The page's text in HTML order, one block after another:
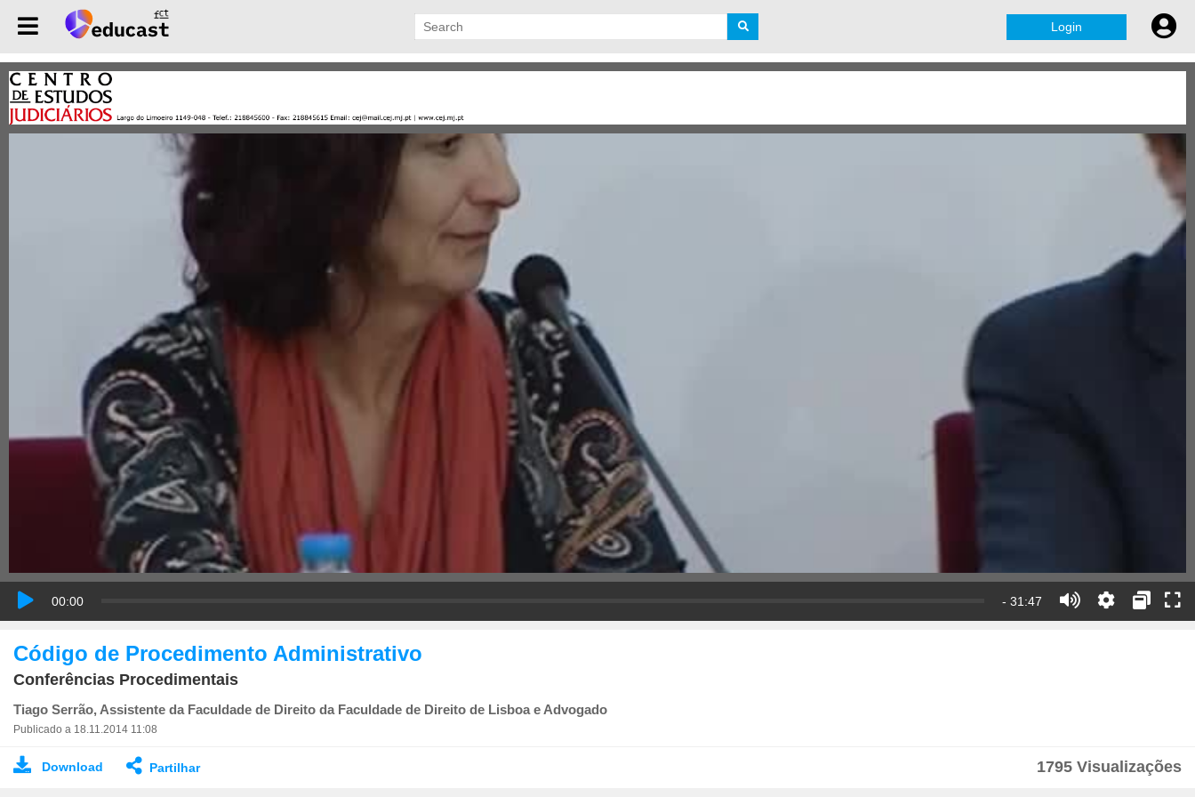
Login
00:00 - 31:47
Código de Procedimento Administrativo
Conferências Procedimentais
Tiago Serrão, Assistente da Faculdade de Direito da Faculdade de Direito de Lisboa e Advogado
Publicado a 18.11.2014 11:08
Download Partilhar 1795 Visualizações